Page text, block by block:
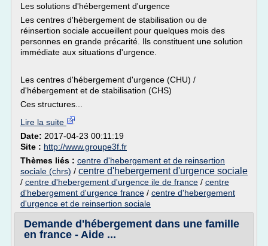
Les solutions d'hébergement d'urgence
Les centres d'hébergement de stabilisation ou de
réinsertion sociale accueillent pour quelques mois des
personnes en grande précarité. Ils constituent une solution
immédiate aux situations d'urgence.
Les centres d'hébergement d'urgence (CHU) /
d'hébergement et de stabilisation (CHS)
Ces structures...
Lire la suite
Date: 2017-04-23 00:11:19
Site : http://www.groupe3f.fr
Thèmes liés : centre d'hebergement et de reinsertion
sociale (chrs) / centre d'hebergement d'urgence sociale
/ centre d'hebergement d'urgence ile de france / centre
d'hebergement d'urgence france / centre d'hebergement
d'urgence et de reinsertion sociale
Demande d'hébergement dans une famille
en france - Aide ...